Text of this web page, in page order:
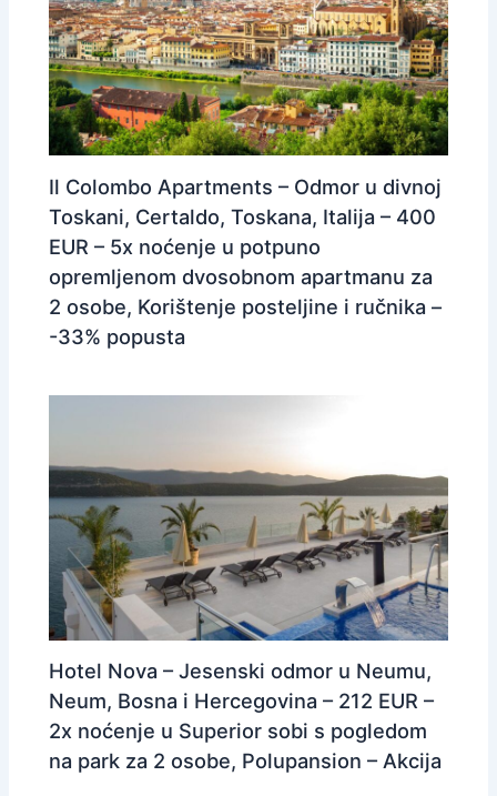
Il Colombo Apartments – Odmor u divnoj
Toskani, Certaldo, Toskana, Italija – 400
EUR – 5x noćenje u potpuno
opremljenom dvosobnom apartmanu za
2 osobe, Korištenje posteljine i ručnika –
-33% popusta
Hotel Nova – Jesenski odmor u Neumu,
Neum, Bosna i Hercegovina – 212 EUR –
2x noćenje u Superior sobi s pogledom
na park za 2 osobe, Polupansion – Akcija